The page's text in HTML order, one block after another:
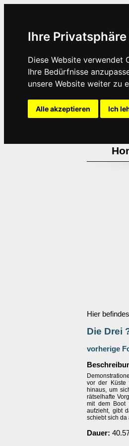
Ihre
Diese Website verwendet
Ihre Bedürfnisse
unsere Website weiter zu
Alle akzeptieren Ich
Hier
Die Drei
vorherige
vor der Küste
hinaus, um
rätselhafte
mit dem Boot
aufzieht, gibt
schiebt sich da
Dauer: